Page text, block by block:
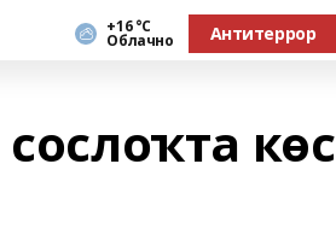
+16 °С
Облачно Антитеррор
көс